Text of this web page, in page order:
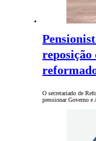
reposição
O secretariado de
pressionar Governo